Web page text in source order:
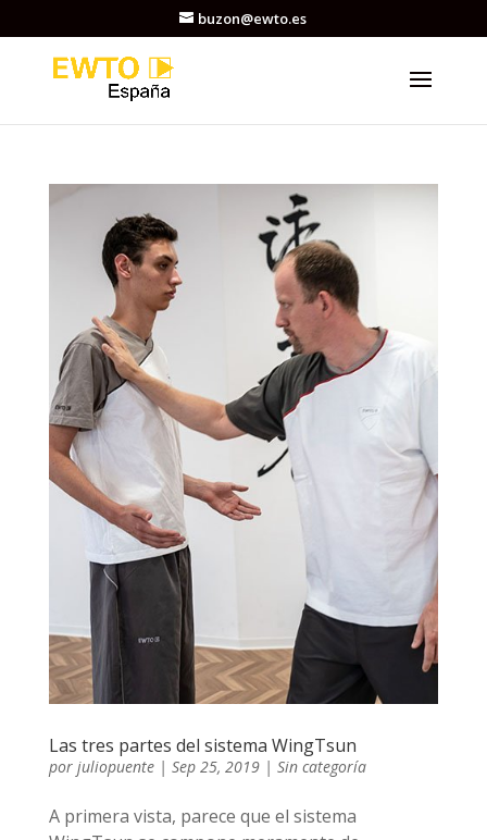
buzon@ewto.es
Las tres partes del sistema WingTsun
por juliopuente| Sep 25, 2019| Sin categoría
A primera vista, parece que el sistema